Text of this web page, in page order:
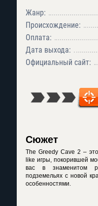
Жанр:
Происхождение:
Оплата:
Дата выхода:
Официальный сайт:
Сюжет
The Greedy Cave 2 –
like игры, покорившей
вас в знаменитом
подземельях с новой
особенностями.